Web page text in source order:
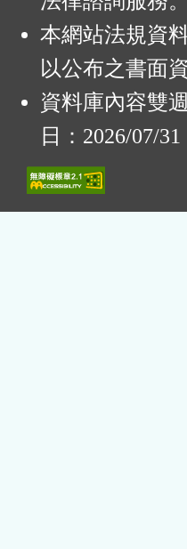
本網站法規資
以公布之書面
資料庫內容雙
日：2026/07/31